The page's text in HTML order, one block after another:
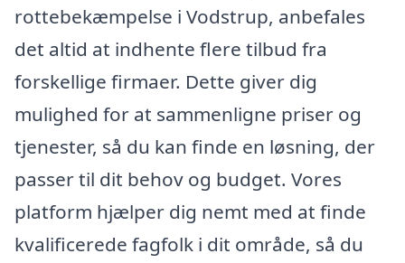
rottebekæmpelse i Vodstrup, anbefales
det altid at indhente flere tilbud fra
forskellige firmaer. Dette giver dig
mulighed for at sammenligne priser og
tjenester, så du kan finde en løsning, der
passer til dit behov og budget. Vores
platform hjælper dig nemt med at finde
kvalificerede fagfolk i dit område, så du